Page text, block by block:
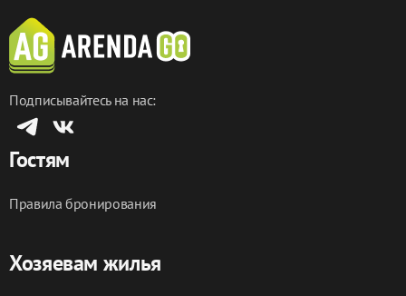
Подписывайтесь на нас:
Гостям
Правила бронирования
Хозяевам жилья